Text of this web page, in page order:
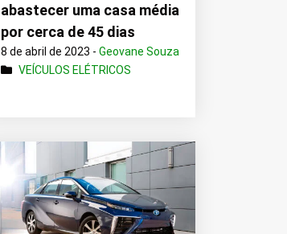
abastecer uma casa média
por cerca de 45 dias
8 de abril de 2023 -Geovane Souza
VEÍCULOS ELÉTRICOS